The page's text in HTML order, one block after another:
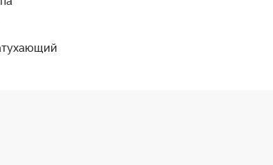
при возгорании. Любой текстиль из